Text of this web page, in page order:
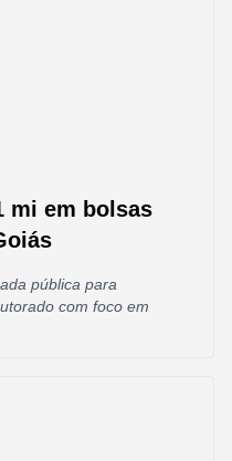
mi em bolsas
pública para
com foco em